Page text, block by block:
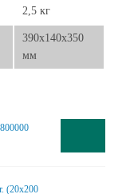
2,5 кг
390х140х350
мм
(20х200